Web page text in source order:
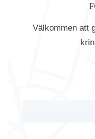
Välkommen att